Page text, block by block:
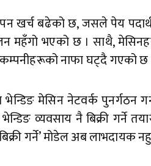
खर्च बढेको छ, जसले पेय पदार्थ
महँगो भएको छ । साथै,
नाफा घट्दै गएको छ
मेसिन नेटवर्क पुनर्गठन
व्यवसाय नै बिक्री गर्ने
गर्ने’ मोडेल अब लाभदायक